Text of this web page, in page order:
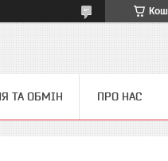
ТА ОБМІН ПРО НАС